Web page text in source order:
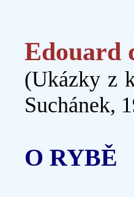
Edouard
(Ukázky z
Suchánek,
O RYBĚ